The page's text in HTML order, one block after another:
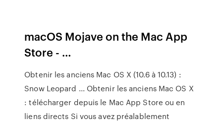
‎macOS Mojave on the Mac App
Store - …
Obtenir les anciens Mac OS X (10.6 à 10.13) :
Snow Leopard ... Obtenir les anciens Mac OS X
: télécharger depuis le Mac App Store ou en
liens directs Si vous avez préalablement